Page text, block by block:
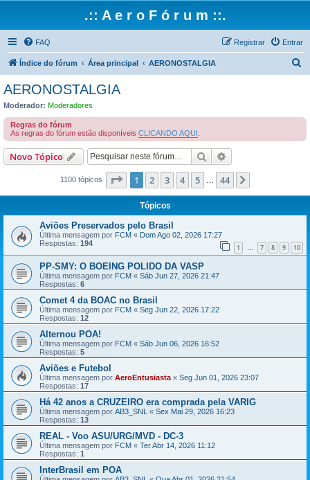
.:: A e r o F ó r u m ::.
FAQ Entrar
Registrar
Índice do fórum Área principal AERONOSTALGIA
r
AERONOSTALGIA
Moderador: Moderadores
Regras do fórum
As regras do fórum estão disponíveis CLICANDO AQUI
Novo Tópico Pesquisar
1100 tópicos Página de 44
1 2 3 4 5 44
Tópicos
Aviões Preservados pelo Brasil
Última mensagem por FCM « Dom Ago 02, 2026 17:27
Respostas: 194 1 … 7 8 9 10
PP-SMY: O BOEING POLIDO DA VASP
Última mensagem por FCM « Sáb Jun 27, 2026 21:47
Respostas: 6
Comet 4 da BOAC no Brasil
Última mensagem por FCM « Seg Jun 22, 2026 17:22
Respostas: 12
Alternou POA!
Última mensagem por FCM « Sáb Jun 06, 2026 16:52
Respostas: 5
Aviões e Futebol
Última mensagem por AeroEntusiasta « Seg Jun 01, 2026 23:07
Respostas: 17
Há 42 anos a CRUZEIRO era comprada pela VARIG
Última mensagem por AB3_SNL « Sex Mai 29, 2026 16:23
Respostas: 13
REAL - Voo ASU/URG/MVD - DC-3
Última mensagem por FCM « Ter Abr 14, 2026 11:12
Respostas: 1
InterBrasil em POA